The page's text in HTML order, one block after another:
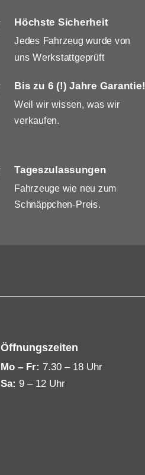
Höchste Sicherheit
Jedes Fahrzeug wurde von
uns Werkstattgeprüft
Bis zu 6 (!) Jahre Garantie!
Weil wir wissen, was wir
verkaufen.
Tageszulassungen
Fahrzeuge wie neu zum
Schnäppchen-Preis.
Öffnungszeiten
Mo – Fr: 7.30 – 18 Uhr
Sa: 9 – 12 Uhr